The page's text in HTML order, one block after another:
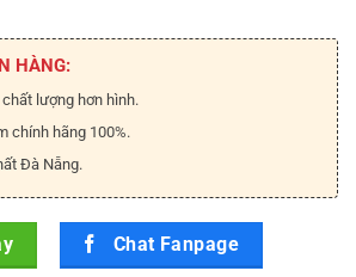
HÀNG:
lượng hơn hình.
chính hãng 100%.
Đà Nẵng.
Chat Fanpage